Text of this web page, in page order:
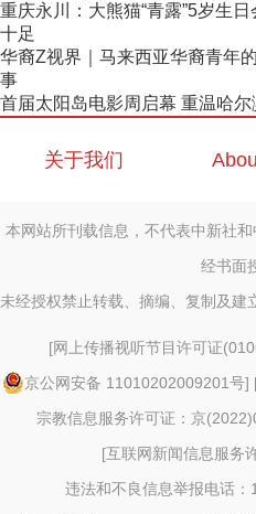
重庆永川：大熊猫“青露”5岁生
十足
华裔Z视界｜马来西亚华裔青年
事
首届太阳岛电影周启幕 重温哈
关于我们
本网站所刊载信息，不代表中新社
经书面
未经授权禁止转载、摘编、复制及建
[网上传播视听节目许可证
京公网安备 11010202009201号]
宗教信息服务许可证：京
[互联网新闻信息服务
违法和不良信息举报电话：